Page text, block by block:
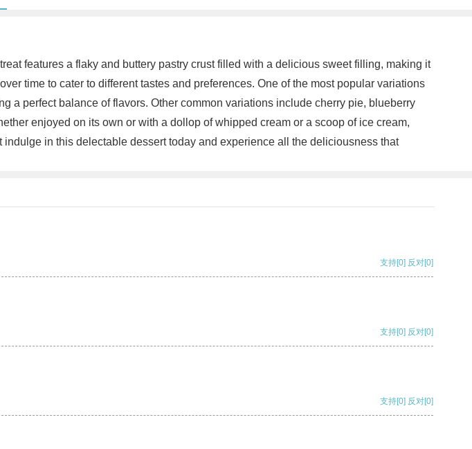
features a flaky and buttery pastry crust filled with a delicious sweet filling, making it
time to cater to different tastes and preferences. One of the most popular variations
a perfect balance of flavors. Other common variations include cherry pie, blueberry
enjoyed on its own or with a dollop of whipped cream or a scoop of ice cream,
in this delectable dessert today and experience all the deliciousness that
支持[0] 反对[0]
支持[0] 反对[0]
支持[0] 反对[0]